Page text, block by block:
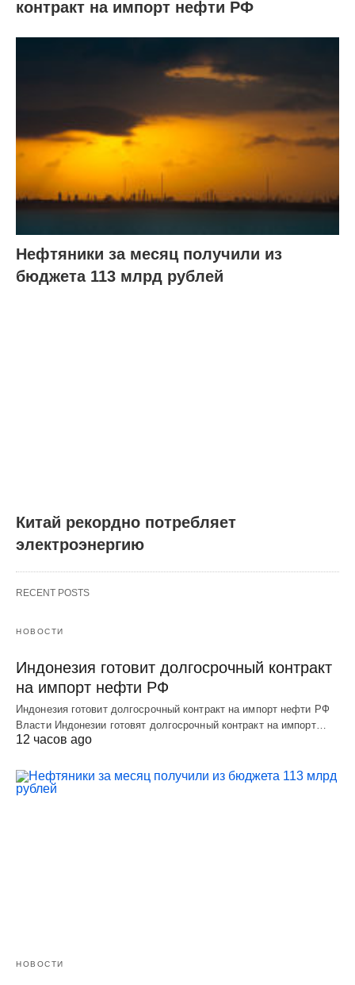
контракт на импорт нефти РФ
Нефтяники за месяц получили из
бюджета 113 млрд рублей
Китай рекордно потребляет
электроэнергию
RECENT POSTS
НОВОСТИ
Индонезия готовит долгосрочный контракт
на импорт нефти РФ
Индонезия готовит долгосрочный контракт на импорт нефти РФ
Власти Индонезии готовят долгосрочный контракт на импорт…
12 часов ago
НОВОСТИ